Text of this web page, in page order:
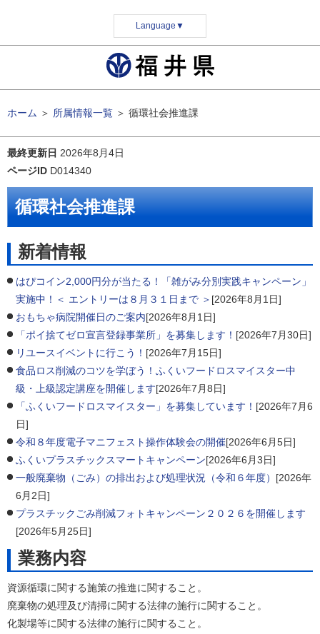
Language ▼
ホーム ＞ 所属情報一覧 ＞ 循環社会推進課
最終更新日 2026年8月4日
ページID D014340
循環社会推進課
新着情報
はぴコイン2,000円分が当たる！「雑がみ分別実践キャンペーン」
実施中！＜ エントリーは８月３１日まで ＞ [2026年8月1日]
おもちゃ病院開催日のご案内[2026年8月1日]
「ポイ捨てゼロ宣言登録事業所」を募集します！ [2026年7月30日]
リユースイベントに行こう！ [2026年7月15日]
食品ロス削減のコツを学ぼう！ふくいフードロスマイスター中
級・上級認定講座を開催します[2026年7月8日]
「ふくいフードロスマイスター」を募集しています！ [2026年7月6
日]
令和８年度電子マニフェスト操作体験会の開催[2026年6月5日]
ふくいプラスチックスマートキャンペーン[2026年6月3日]
一般廃棄物（ごみ）の排出および処理状況（令和６年度） [2026年
6月2日]
プラスチックごみ削減フォトキャンペーン２０２６を開催します
[2026年5月25日]
業務内容
資源循環に関する施策の推進に関すること。
廃棄物の処理及び清掃に関する法律の施行に関すること。
化製場等に関する法律の施行に関すること。